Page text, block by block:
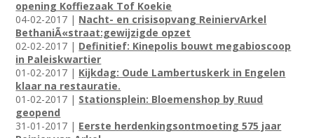
opening Koffiezaak Tof Koekie
04-02-2017 | Nacht- en crisisopvang ReiniervArkel
BethaniÃ«straat:gewijzigde opzet
02-02-2017 | Definitief: Kinepolis bouwt megabioscoop
in Paleiskwartier
01-02-2017 | Kijkdag: Oude Lambertuskerk in Engelen
klaar na restauratie.
01-02-2017 | Stationsplein: Bloemenshop by Ruud
geopend
31-01-2017 | Eerste herdenkingsontmoeting 575 jaar